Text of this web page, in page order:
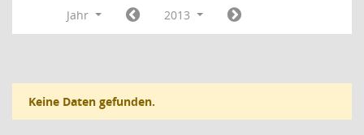
Jahr 2013
Keine Daten gefunden.